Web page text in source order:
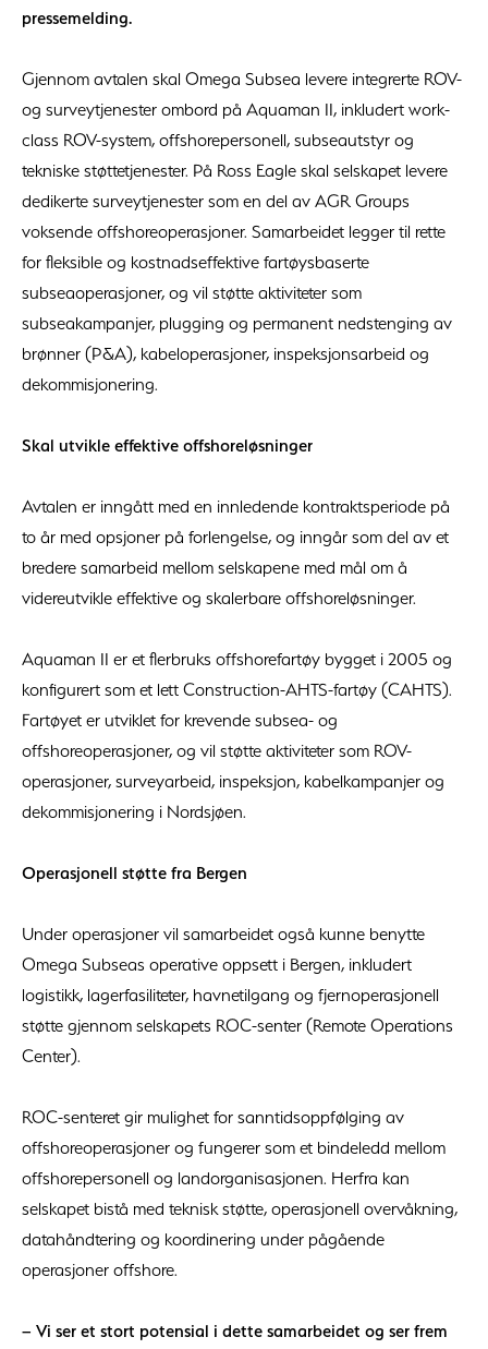
pressemelding.
Gjennom avtalen skal Omega Subsea levere integrerte ROV-
og surveytjenester ombord på Aquaman II, inkludert work-
class ROV-system, offshorepersonell, subseautstyr og
tekniske støttetjenester. På Ross Eagle skal selskapet levere
dedikerte surveytjenester som en del av AGR Groups
voksende offshoreoperasjoner. Samarbeidet legger til rette
for fleksible og kostnadseffektive fartøysbaserte
subseaoperasjoner, og vil støtte aktiviteter som
subseakampanjer, plugging og permanent nedstenging av
brønner (P&A), kabeloperasjoner, inspeksjonsarbeid og
dekommisjonering.
Skal utvikle effektive offshoreløsninger
Avtalen er inngått med en innledende kontraktsperiode på
to år med opsjoner på forlengelse, og inngår som del av et
bredere samarbeid mellom selskapene med mål om å
videreutvikle effektive og skalerbare offshoreløsninger.
Aquaman II er et flerbruks offshorefartøy bygget i 2005 og
konfigurert som et lett Construction-AHTS-fartøy (CAHTS).
Fartøyet er utviklet for krevende subsea- og
offshoreoperasjoner, og vil støtte aktiviteter som ROV-
operasjoner, surveyarbeid, inspeksjon, kabelkampanjer og
dekommisjonering i Nordsjøen.
Operasjonell støtte fra Bergen
Under operasjoner vil samarbeidet også kunne benytte
Omega Subseas operative oppsett i Bergen, inkludert
logistikk, lagerfasiliteter, havnetilgang og fjernoperasjonell
støtte gjennom selskapets ROC-senter (Remote Operations
Center).
ROC-senteret gir mulighet for sanntidsoppfølging av
offshoreoperasjoner og fungerer som et bindeledd mellom
offshorepersonell og landorganisasjonen. Herfra kan
selskapet bistå med teknisk støtte, operasjonell overvåkning,
datahåndtering og koordinering under pågående
operasjoner offshore.
– Vi ser et stort potensial i dette samarbeidet og ser frem